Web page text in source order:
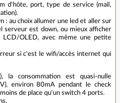
d'hôte, port, type de service (mail,
: au choix allumer une led et aller sur
serveur est down, ou mieux afficher
OLED, avec même une petite
si c'est le wifi/accès internet qui
la consommation est quasi-nulle
environ 80mA pendant le check
de place qu'un switch 4 ports.